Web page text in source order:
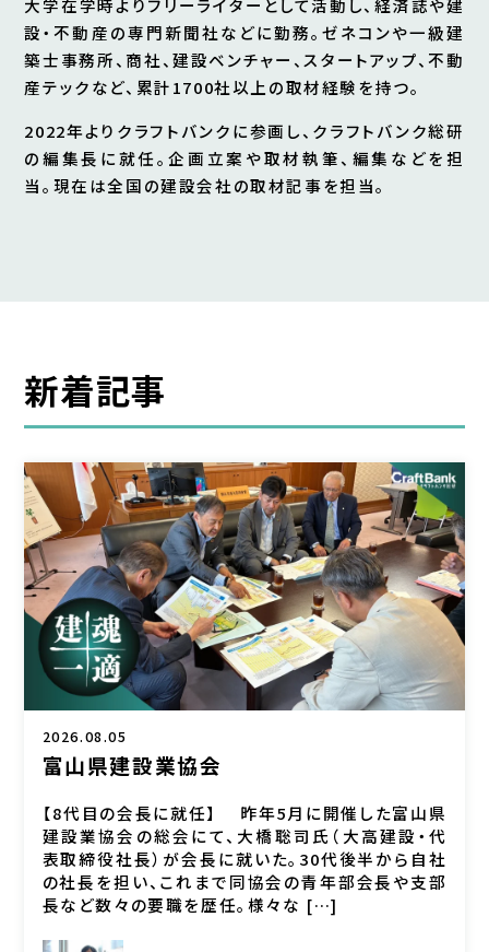
大学在学時よりフリーライターとして活動し、経済誌や建
設・不動産の専門新聞社などに勤務。ゼネコンや一級建
築士事務所、商社、建設ベンチャー、スタートアップ、不動
産テックなど、累計1700社以上の取材経験を持つ。
2022年よりクラフトバンクに参画し、クラフトバンク総研
の編集長に就任。企画立案や取材執筆、編集などを担
当。現在は全国の建設会社の取材記事を担当。
新着記事
2026.08.05
富山県建設業協会
【8代目の会長に就任】 昨年5月に開催した富山県
建設業協会の総会にて、大橋聡司氏（大高建設・代
表取締役社長）が会長に就いた。30代後半から自社
の社長を担い、これまで同協会の青年部会長や支部
長など数々の要職を歴任。様々な […]